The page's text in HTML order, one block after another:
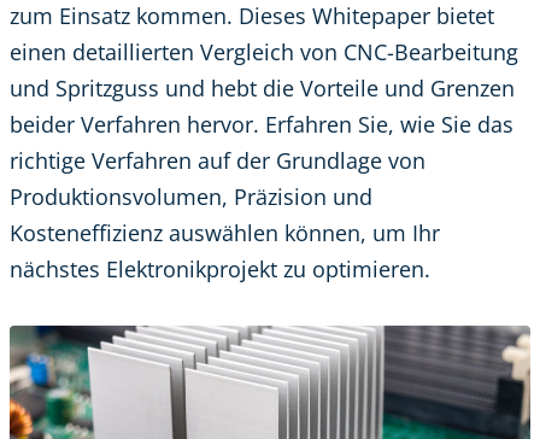
zum Einsatz kommen. Dieses Whitepaper bietet
einen detaillierten Vergleich von CNC-Bearbeitung
und Spritzguss und hebt die Vorteile und Grenzen
beider Verfahren hervor. Erfahren Sie, wie Sie das
richtige Verfahren auf der Grundlage von
Produktionsvolumen, Präzision und
Kosteneffizienz auswählen können, um Ihr
nächstes Elektronikprojekt zu optimieren.